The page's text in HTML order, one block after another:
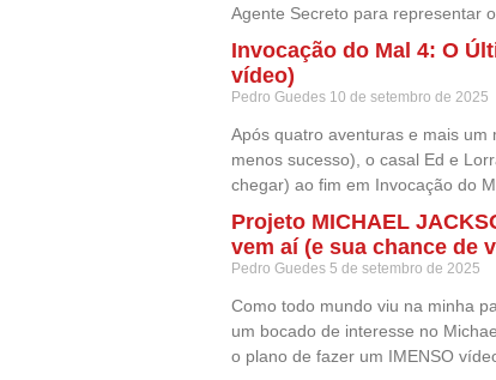
Agente Secreto para representar
Invocação do Mal 4: O
vídeo)
Pedro Guedes 10 de setembro de 2025
Após quatro aventuras e mais
menos sucesso), o casal Ed e
chegar) ao fim em Invocação do
Projeto MICHAEL
vem aí (e sua chance de
Pedro Guedes 5 de setembro de 2025
Como todo mundo viu na minha
um bocado de interesse no
o plano de fazer um IMENSO